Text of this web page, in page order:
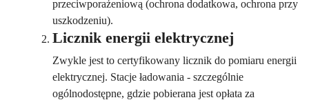
przeciwporażeniową (ochrona dodatkowa, ochrona przy
uszkodzeniu).
Licznik energii elektrycznej
Zwykle jest to certyfikowany licznik do pomiaru energii
elektrycznej. Stacje ładowania - szczególnie
ogólnodostępne, gdzie pobierana jest opłata za